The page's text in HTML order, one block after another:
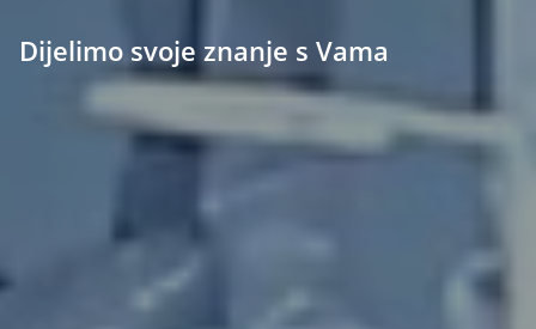
Dijelimo svoje znanje s Vama